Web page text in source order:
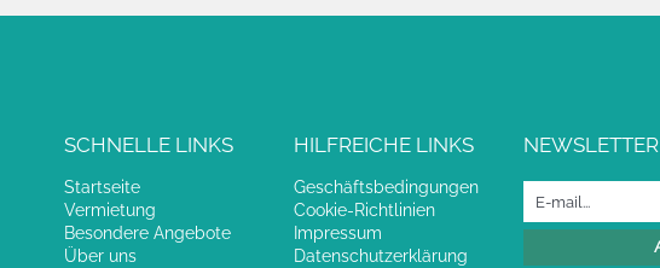
SCHNELLE LINKS
Startseite
Vermietung
Besondere Angebote
Über uns
HILFREICHE LINKS
Geschäftsbedingungen
Cookie-Richtlinien
Impressum
Datenschutzerklärung
NEWSLETTER